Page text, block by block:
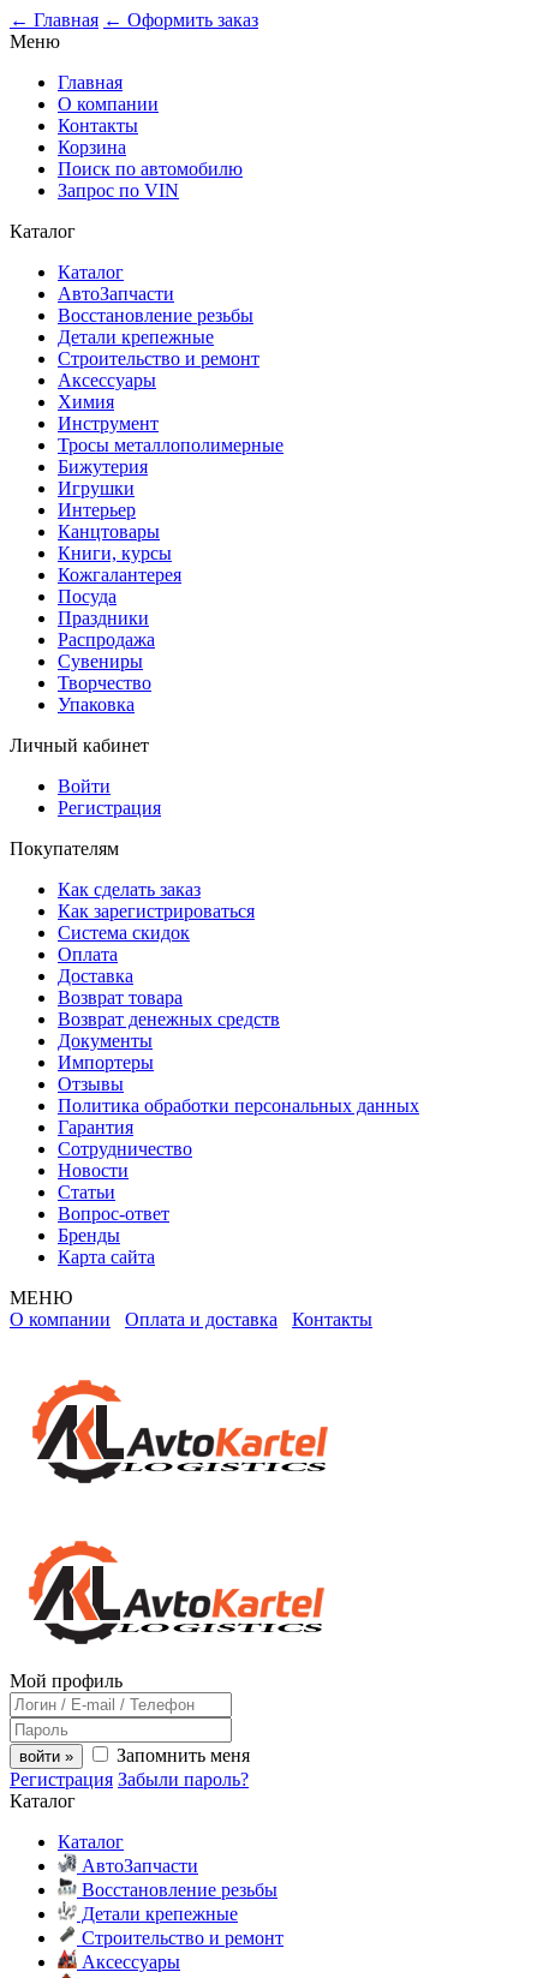
← Главная ← Оформить заказ
Меню
Главная
О компании
Контакты
Корзина
Поиск по автомобилю
Запрос по VIN
Каталог
Каталог
АвтоЗапчасти
Восстановление резьбы
Детали крепежные
Строительство и ремонт
Аксессуары
Химия
Инструмент
Тросы металлополимерные
Бижутерия
Игрушки
Интерьер
Канцтовары
Книги, курсы
Кожгалантерея
Посуда
Праздники
Распродажа
Сувениры
Творчество
Упаковка
Личный кабинет
Войти
Регистрация
Покупателям
Как сделать заказ
Как зарегистрироваться
Система скидок
Оплата
Доставка
Возврат товара
Возврат денежных средств
Документы
Импортеры
Отзывы
Политика обработки персональных данных
Гарантия
Сотрудничество
Новости
Статьи
Вопрос-ответ
Бренды
Карта сайта
МЕНЮ
О компании
Оплата и доставка Контакты
Мой профиль
войти »
Запомнить меня
Регистрация Забыли пароль?
Каталог
Каталог
АвтоЗапчасти
Восстановление резьбы
Детали крепежные
Строительство и ремонт
Аксессуары